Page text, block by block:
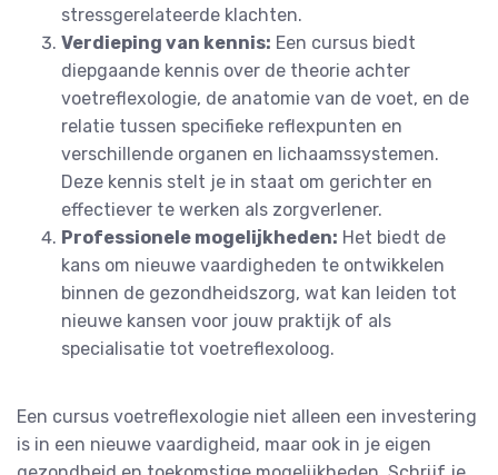
stressgerelateerde klachten.
Verdieping van kennis: Een cursus biedt
diepgaande kennis over de theorie achter
voetreflexologie, de anatomie van de voet, en de
relatie tussen specifieke reflexpunten en
verschillende organen en lichaamssystemen.
Deze kennis stelt je in staat om gerichter en
effectiever te werken als zorgverlener.
Professionele mogelijkheden: Het biedt de
kans om nieuwe vaardigheden te ontwikkelen
binnen de gezondheidszorg, wat kan leiden tot
nieuwe kansen voor jouw praktijk of als
specialisatie tot voetreflexoloog.
Een cursus voetreflexologie niet alleen een investering
is in een nieuwe vaardigheid, maar ook in je eigen